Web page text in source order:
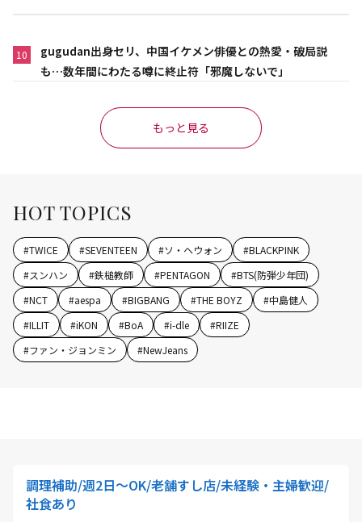
10
gugudan出身セリ、中国イケメン俳優との熱愛・破局説
も…数年間にわたる噂に終止符「邪魔しないで」
もっと見る
HOT TOPICS
#TWICE #SEVENTEEN #ソ・ヘウォン #BLACKPINK
#スンハン #鉄槌教師 #PENTAGON #BTS(防弾少年団)
#NCT #aespa #BIGBANG #THE BOYZ #中島健人
#ILLIT #iKON #BoA #i-dle #RIIZE
#ファン・ジョンミン #NewJeans
調理補助/週2日～OK/老舗すし店/未経験・主婦歓迎/
社食あり